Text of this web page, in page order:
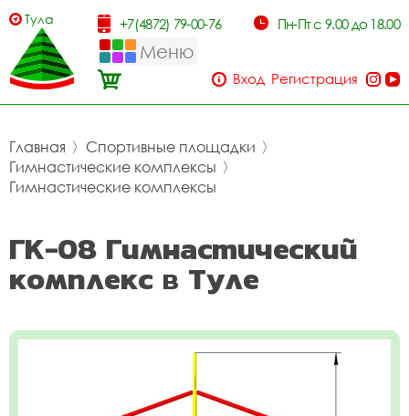
Тула +7(4872) 79-00-76 Пн-Пт с 9.00 до 18.00
Меню
Вход Регистрация
Главная 〉 Спортивные площадки 〉
Гимнастические комплексы 〉
Гимнастические комплексы
ГК-08 Гимнастический
комплекс в Туле